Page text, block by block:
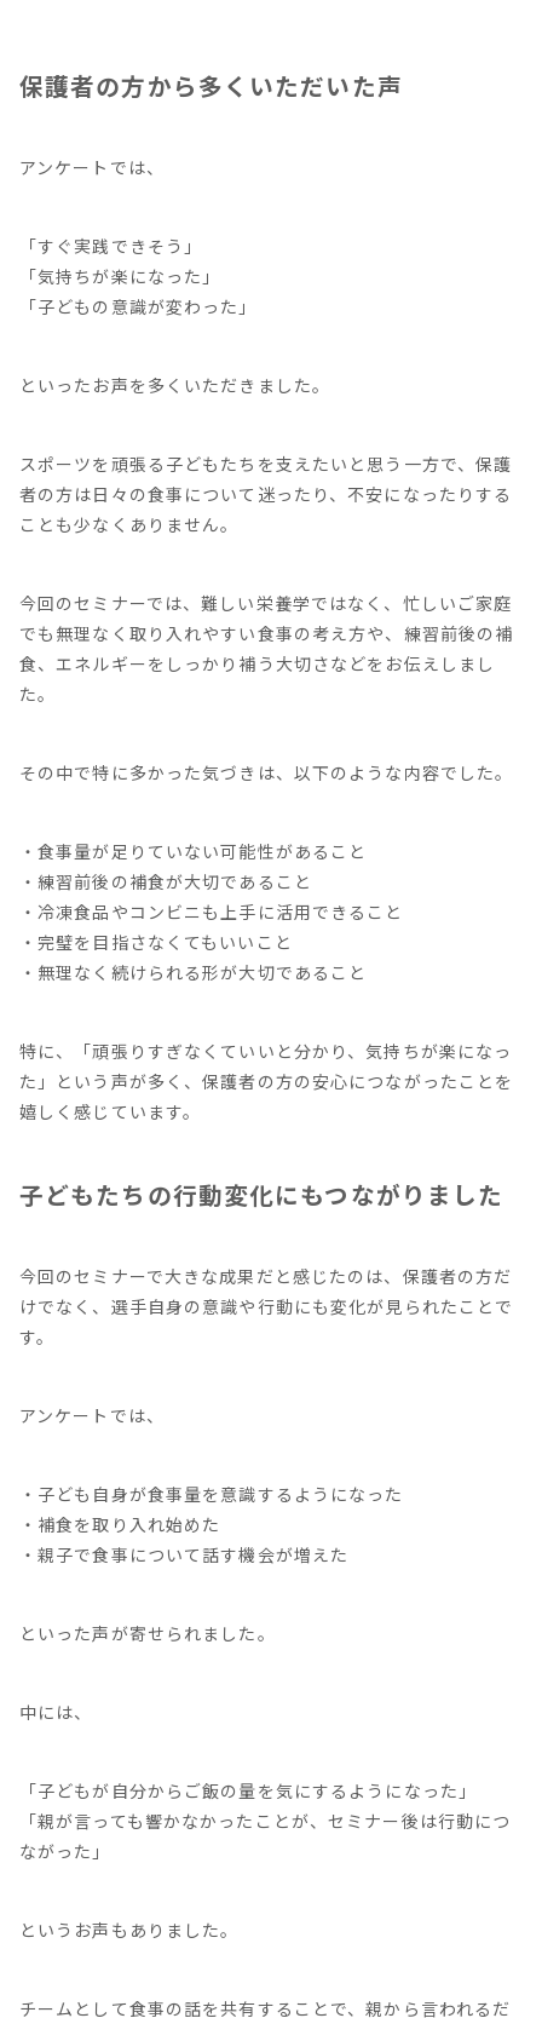
保護者の方から多くいただいた声
アンケートでは、
「すぐ実践できそう」
「気持ちが楽になった」
「子どもの意識が変わった」
といったお声を多くいただきました。
スポーツを頑張る子どもたちを支えたいと思う一方で、保護
者の方は日々の食事について迷ったり、不安になったりする
ことも少なくありません。
今回のセミナーでは、難しい栄養学ではなく、忙しいご家庭
でも無理なく取り入れやすい食事の考え方や、練習前後の補
食、エネルギーをしっかり補う大切さなどをお伝えしまし
た。
その中で特に多かった気づきは、以下のような内容でした。
・食事量が足りていない可能性があること
・練習前後の補食が大切であること
・冷凍食品やコンビニも上手に活用できること
・完璧を目指さなくてもいいこと
・無理なく続けられる形が大切であること
特に、「頑張りすぎなくていいと分かり、気持ちが楽になっ
た」という声が多く、保護者の方の安心につながったことを
嬉しく感じています。
子どもたちの行動変化にもつながりました
今回のセミナーで大きな成果だと感じたのは、保護者の方だ
けでなく、選手自身の意識や行動にも変化が見られたことで
す。
アンケートでは、
・子ども自身が食事量を意識するようになった
・補食を取り入れ始めた
・親子で食事について話す機会が増えた
といった声が寄せられました。
中には、
「子どもが自分からご飯の量を気にするようになった」
「親が言っても響かなかったことが、セミナー後は行動につ
ながった」
というお声もありました。
チームとして食事の話を共有することで、親から言われるだ